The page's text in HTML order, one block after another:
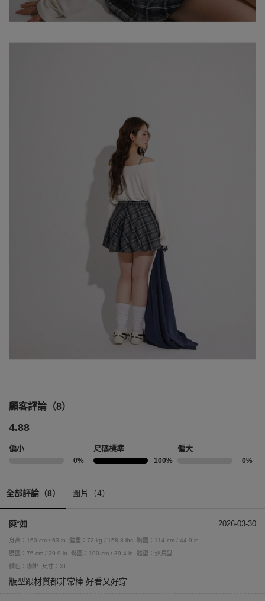
顧客評論（8）
4.88
偏小
0%
尺碼標準
100%
偏大
0%
全部評論（8） 圖片（4）
陳*如 2026-03-30
身高：160 cm / 63 in 體重：72 kg / 158.8 lbs
胸圍：114 cm / 44.9 in
腰圍：76 cm / 29.9 in
臀圍：100 cm / 39.4 in
體型：沙漏型
顏色：咖啡
尺寸：XL
版型跟材質都非常棒 好看又好穿